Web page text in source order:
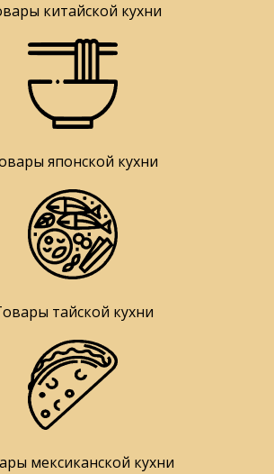
китайской кухни
японской кухни
тайской кухни
мексиканской кухни